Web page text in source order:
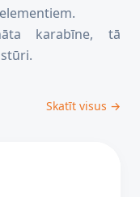
karabīne, tā
Skatīt visus →